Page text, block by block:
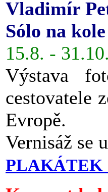
Vladimír
Sólo na
15.8. -
Výstava
cestovatele
Evropě.
Vernisáž se
PLAKÁTEK